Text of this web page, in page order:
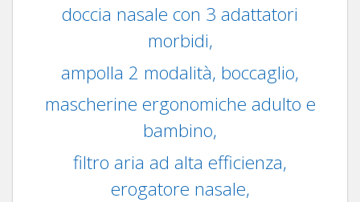
doccia nasale con 3 adattatori
morbidi,
ampolla 2 modalità, boccaglio,
mascherine ergonomiche adulto e
bambino,
filtro aria ad alta efficienza,
erogatore nasale,